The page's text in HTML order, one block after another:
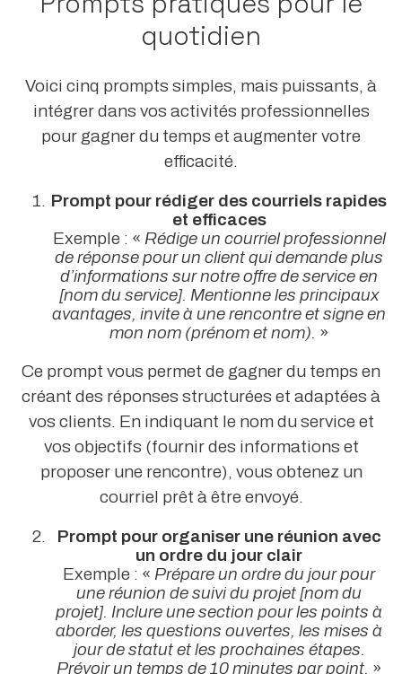
quotidien
Voici cinq prompts simples, mais puissants, à
intégrer dans vos activités professionnelles
pour gagner du temps et augmenter votre
efficacité.
Prompt pour rédiger des courriels rapides
et efficaces
Exemple : « Rédige un courriel professionnel
de réponse pour un client qui demande plus
d’informations sur notre offre de service en
[nom du service]. Mentionne les principaux
avantages, invite à une rencontre et signe en
mon nom (prénom et nom). »
Ce prompt vous permet de gagner du temps en
créant des réponses structurées et adaptées à
vos clients. En indiquant le nom du service et
vos objectifs (fournir des informations et
proposer une rencontre), vous obtenez un
courriel prêt à être envoyé.
Prompt pour organiser une réunion avec
un ordre du jour clair
Exemple : « Prépare un ordre du jour pour
une réunion de suivi du projet [nom du
projet]. Inclure une section pour les points à
aborder, les questions ouvertes, les mises à
jour de statut et les prochaines étapes.
Prévoir un temps de 10 minutes par point. »